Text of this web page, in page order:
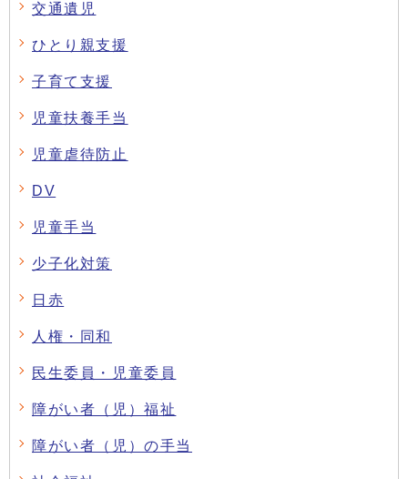
交通遺児
ひとり親支援
子育て支援
児童扶養手当
児童虐待防止
DV
児童手当
少子化対策
日赤
人権・同和
民生委員・児童委員
障がい者（児）福祉
障がい者（児）の手当